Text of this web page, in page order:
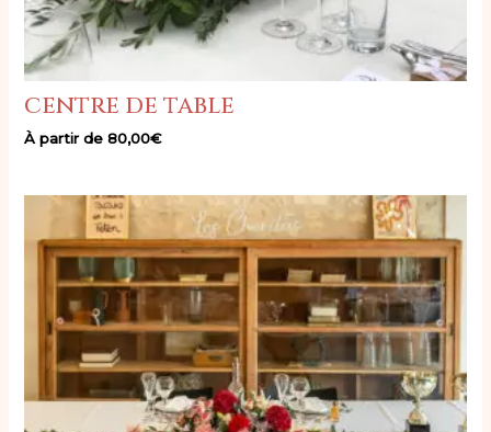
centre de table
À partir de80,00€